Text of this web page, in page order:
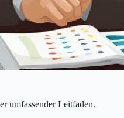
umfassender Leitfaden.